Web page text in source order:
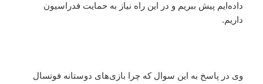
داده‌ایم پیش ببریم و در این راه نیاز به حمایت فدراسیون
داریم.
وی در پاسخ به این سوال که چرا بازی‌های دوستانه فوتسال